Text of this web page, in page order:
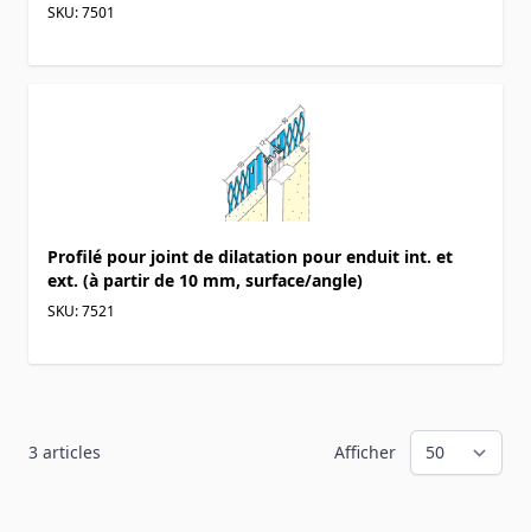
SKU: 7501
Profilé pour joint de dilatation pour enduit int. et
ext. (à partir de 10 mm, surface/angle)
SKU: 7521
3 articles Afficher